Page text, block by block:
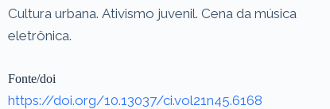
Cultura urbana. Ativismo juvenil. Cena da música
eletrônica.
Fonte/doi
https://doi.org/10.13037/ci.vol21n45.6168